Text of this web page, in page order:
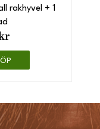
rakhyvel + 1